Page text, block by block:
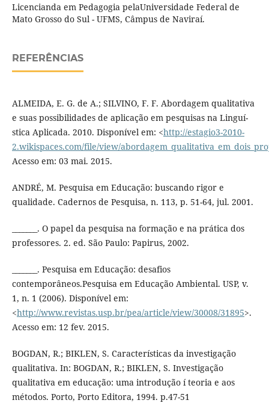
Licencianda em Pedagogia pelaUniversidade Federal de
Mato Grosso do Sul - UFMS, Câmpus de Naviraí­.
REFERÊNCIAS
ALMEIDA, E. G. de A.; SILVINO, F. F. Abordagem qualitativa
e suas possibilidades de aplicação em pesquisas na Linguí­
stica Aplicada. 2010. Disponí­vel em: <http://estagio3-2010-
2.wikispaces.com/file/view/
Acesso em: 03 mai. 2015.
ANDRÉ, M. Pesquisa em Educação: buscando rigor e
qualidade. Cadernos de Pesquisa, n. 113, p. 51-64, jul. 2001.
_______. O papel da pesquisa na formação e na prática dos
professores. 2. ed. São Paulo: Papirus, 2002.
_______. Pesquisa em Educação: desafios
contemporâneos.Pesquisa em Educação Ambiental. USP, v.
1, n. 1 (2006). Disponí­vel em:
<http://www.revistas.usp.br/pea/article/view/30008/31895>.
Acesso em: 12 fev. 2015.
BOGDAN, R.; BIKLEN, S. Caracterí­sticas da investigação
qualitativa. In: BOGDAN, R.; BIKLEN, S. Investigação
qualitativa em educação: uma introdução í teoria e aos
métodos. Porto, Porto Editora, 1994. p.47-51